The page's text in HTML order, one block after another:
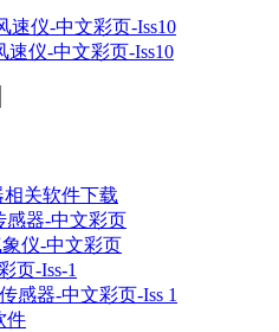
速仪-中文彩页-Iss10
速仪-中文彩页-Iss10
关软件下载
感器-中文彩页
仪-中文彩页
页-Iss-1
感器-中文彩页-Iss 1
件